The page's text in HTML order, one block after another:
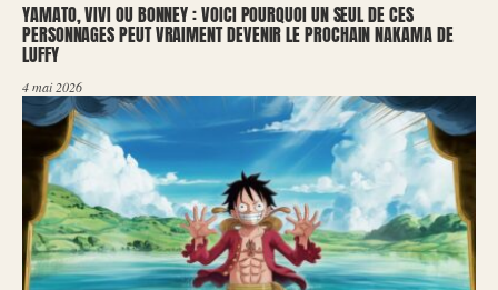
YAMATO, VIVI OU BONNEY : VOICI POURQUOI UN SEUL DE CES
PERSONNAGES PEUT VRAIMENT DEVENIR LE PROCHAIN NAKAMA DE
LUFFY
4 mai 2026